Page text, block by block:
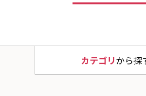
カテゴリから探